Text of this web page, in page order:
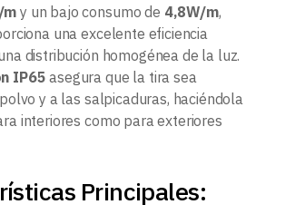
my un bajo consumo de 4,8W/m,
una excelente eficiencia
distribución homogénea de la luz.
IP65 asegura que la tira sea
y a las salpicaduras, haciéndola
interiores como para exteriores
Principales: